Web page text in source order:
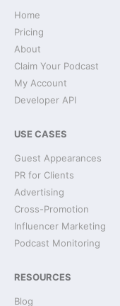
Home
Pricing
About
Claim Your Podcast
My Account
Developer API
USE CASES
Guest Appearances
PR for Clients
Advertising
Cross-Promotion
Influencer Marketing
Podcast Monitoring
RESOURCES
Blog